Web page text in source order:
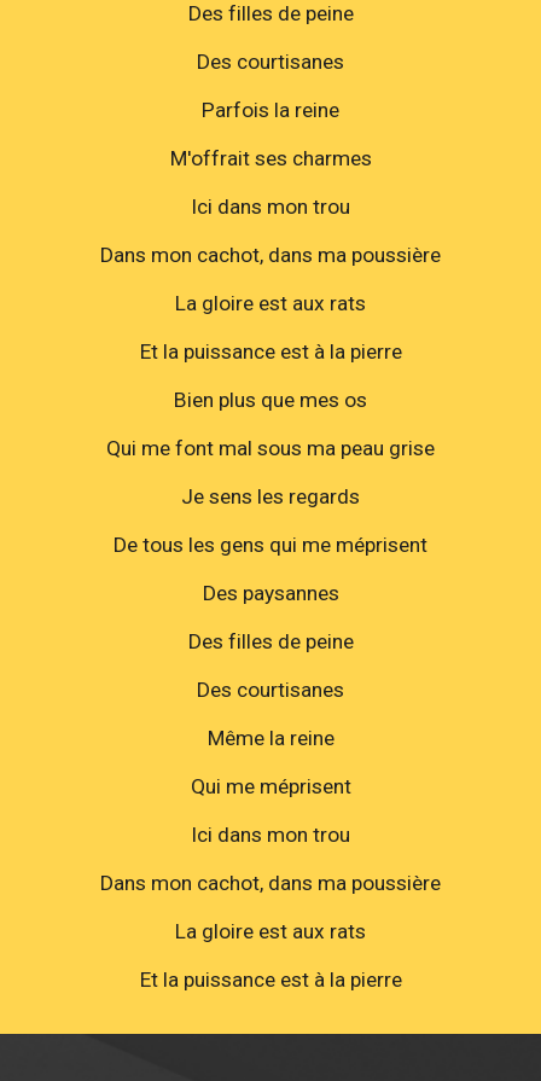
Des filles de peine
Des courtisanes
Parfois la reine
M'offrait ses charmes
Ici dans mon trou
Dans mon cachot, dans ma poussière
La gloire est aux rats
Et la puissance est à la pierre
Bien plus que mes os
Qui me font mal sous ma peau grise
Je sens les regards
De tous les gens qui me méprisent
Des paysannes
Des filles de peine
Des courtisanes
Même la reine
Qui me méprisent
Ici dans mon trou
Dans mon cachot, dans ma poussière
La gloire est aux rats
Et la puissance est à la pierre